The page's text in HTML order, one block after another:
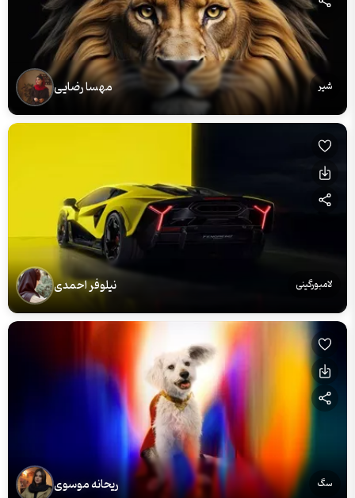
شیر مهسا رضایی
لامبورگینی نیلوفر احمدی
سگ ریحانه موسوی